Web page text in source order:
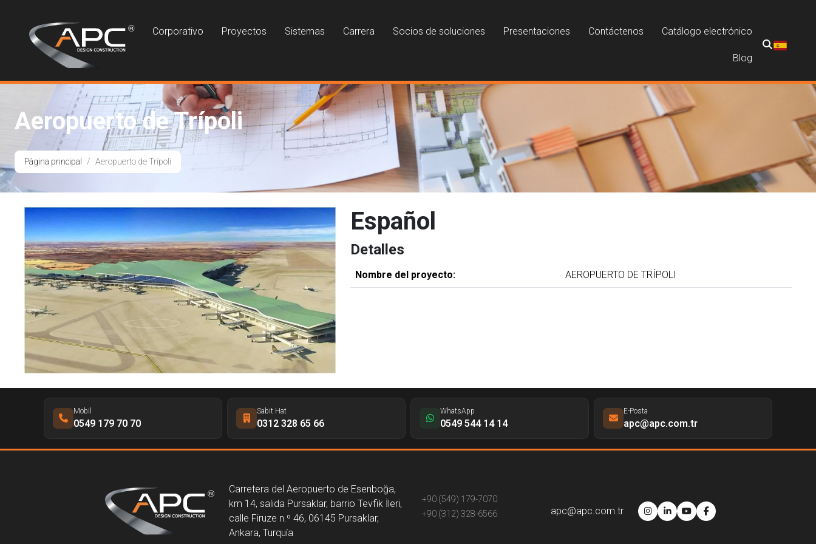
Corporativo Proyectos Sistemas Carrera Socios de soluciones Presentaciones Contáctenos Catálogo electrónico
Blog
Aeropuerto de Trípoli
Página principal Aeropuerto de Trípoli
Español
Detalles
Nombre del proyecto: AEROPUERTO DE TRÍPOLI
Mobil
0549 179 70 70
Sabit Hat
0312 328 65 66
WhatsApp
0549 544 14 14
E-Posta
apc@apc.com.tr
Carretera del Aeropuerto de Esenboğa,
km 14, salida Pursaklar, barrio Tevfik İleri,
calle Firuze n.º 46, 06145 Pursaklar,
Ankara, Turquía
+90 (549) 179-7070
+90 (312) 328-6566
apc@apc.com.tr